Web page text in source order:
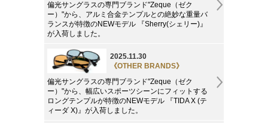
偏光サングラスの専門ブランド"Zeque（ゼク
ー）"から、アルミ合金テンプルとの絶妙な重量バ
ランスが特徴のNEWモデル 『Sherry(シェリー)』
が入荷しました。
2025.11.30
《OTHER BRANDS》
偏光サングラスの専門ブランド"Zeque（ゼク
ー）"から、幅広いスポーツシーンにフィットする
ロングテンプルが特徴のNEWモデル 『TIDA X (テ
ィーダ X)』が入荷しました。